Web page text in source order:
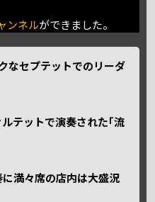
ンネルができました。
なセプテットでのリーダ
テットで演奏された｢流
満々席の店内は大盛況